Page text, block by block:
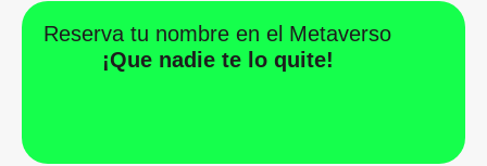
Reserva tu nombre en el Metaverso
¡Que nadie te lo quite!